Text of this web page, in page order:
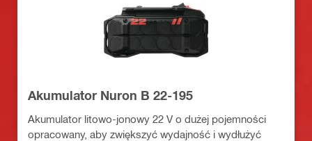
Akumulator Nuron B 22-195
Akumulator litowo-jonowy 22 V o dużej pojemności
opracowany, aby zwiększyć wydajność i wydłużyć